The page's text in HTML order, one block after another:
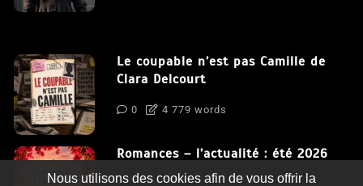
Le coupable n’est pas Camille de
Clara Delcourt
0 4 779 words
Romances – l’actualité : été 2026
Nous utilisons des cookies afin de vous offrir la